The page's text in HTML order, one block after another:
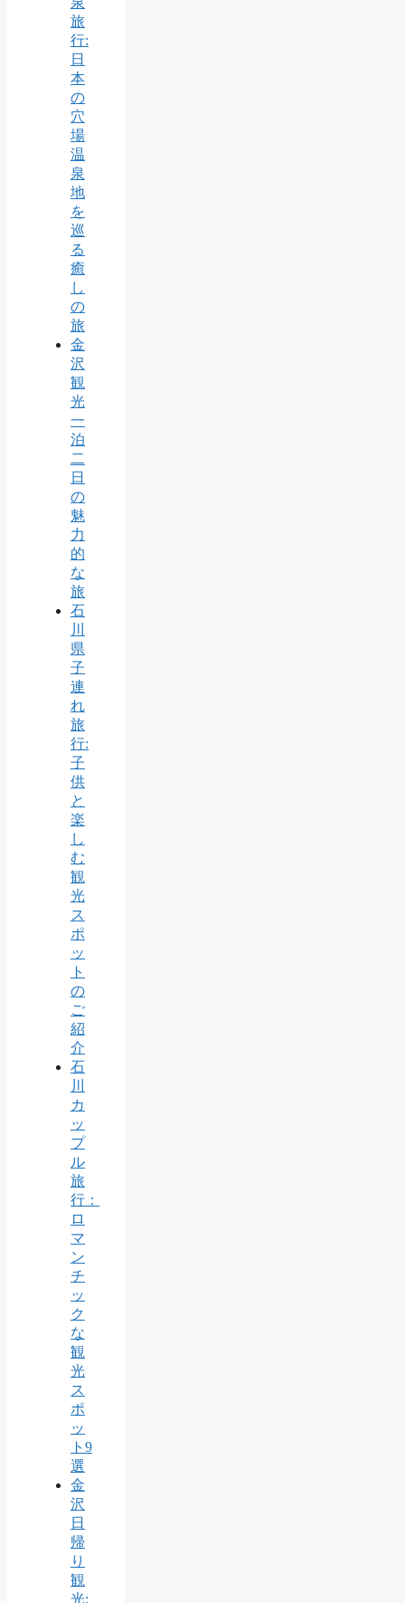
旅
行:
日
本
の
穴
場
温
泉
地
を
巡
る
癒
し
の
旅
金
沢
観
光
一
泊
二
日
の
魅
力
的
な
旅
石
川
県
子
連
れ
旅
行:
子
供
と
楽
し
む
観
光
ス
ポ
ッ
ト
の
ご
紹
介
石
川
カ
ッ
プ
ル
旅
行：
ロ
マ
ン
チ
ッ
ク
な
観
光
ス
ポ
ッ
ト9
選
金
沢
日
帰
り
観
光: